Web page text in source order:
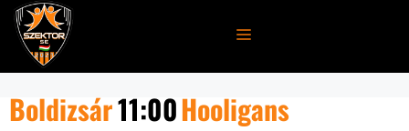
Kilépés
tartalomba
MENÜ
Boldizsár11:00Hooligans